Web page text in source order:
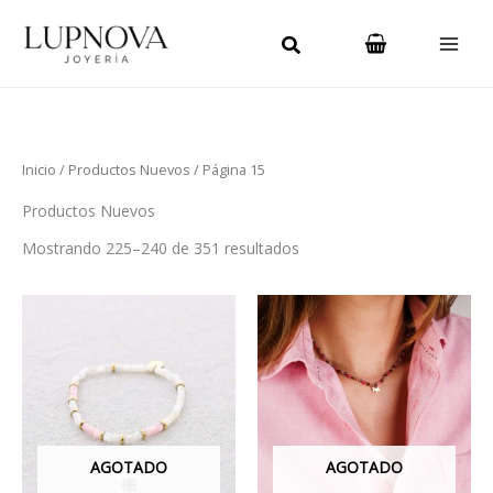
contenido
Inicio / Productos Nuevos / Página 15
Productos Nuevos
Mostrando 225–240 de 351 resultados
últimos
AGOTADO
producto
variantes.
Las
AGOTADO